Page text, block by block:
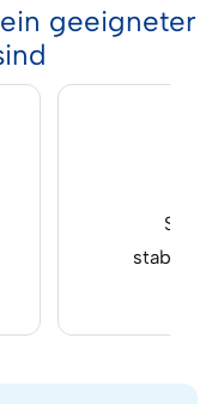
geeigneter
stabile